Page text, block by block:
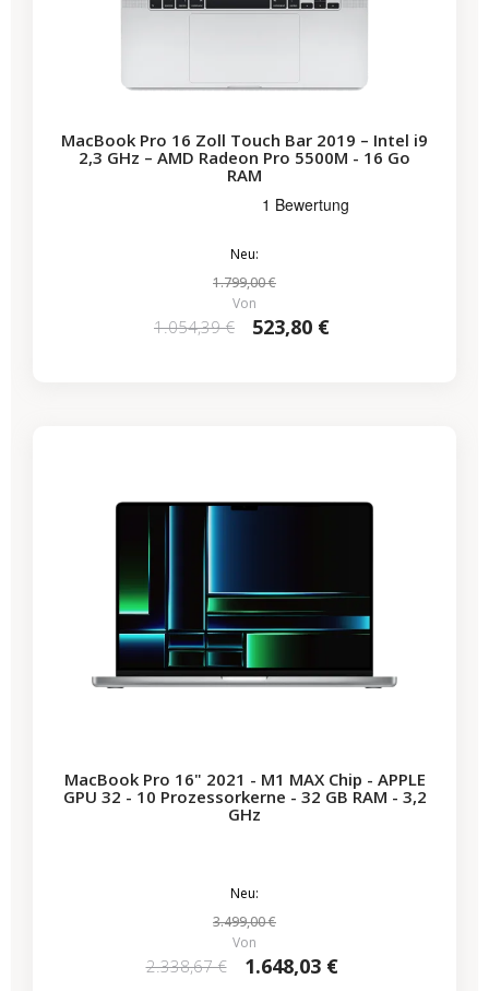
MacBook Pro 16 Zoll Touch Bar 2019 – Intel i9
2,3 GHz – AMD Radeon Pro 5500M - 16 Go
RAM
Neu:
1.799,00 €
Von
1.054,39 € 523,80 €
MacBook Pro 16" 2021 - M1 MAX Chip - APPLE
GPU 32 - 10 Prozessorkerne - 32 GB RAM - 3,2
GHz
Neu:
3.499,00 €
Von
2.338,67 € 1.648,03 €